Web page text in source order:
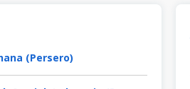
(Persero)